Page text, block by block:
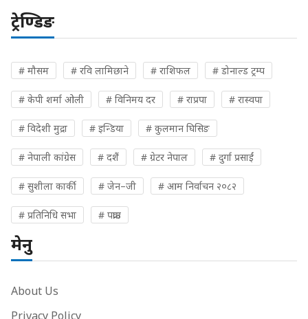
ट्रेण्डिङ
# मौसम # रवि लामिछाने # राशिफल # डोनाल्ड ट्रम्प
# केपी शर्मा ओली # विनिमय दर # राप्रपा # रास्वपा
# विदेशी मुद्रा # इन्डिया # कुलमान घिसिङ
# नेपाली कांग्रेस # दशैं # ग्रेटर नेपाल # दुर्गा प्रसाईं
# सुशीला कार्की # जेन–जी # आम निर्वाचन २०८२
# प्रतिनिधि सभा # पक्राउ
मेनु
About Us
Privacy Policy